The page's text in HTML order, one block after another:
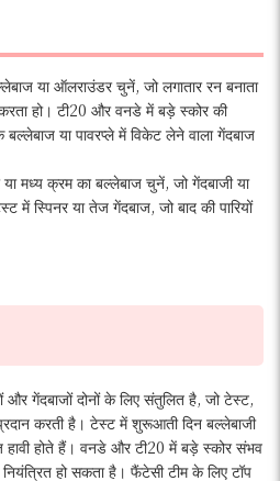
या ऑलराउंडर चुनें, जो लगातार रन बनाता
हो। टी20 और वनडे में बड़े स्कोर की
या पावरप्ले में विकेट लेने वाला गेंदबाज
मध्य क्रम का बल्लेबाज चुनें, जो गेंदबाजी या
में स्पिनर या तेज गेंदबाज, जो बाद की पारियों
गेंदबाजों दोनों के लिए संतुलित है, जो टेस्ट,
करती है। टेस्ट में शुरूआती दिन बल्लेबाजी
होते हैं। वनडे और टी20 में बड़े स्कोर संभव
हो सकता है। फैंटेसी टीम के लिए टॉप